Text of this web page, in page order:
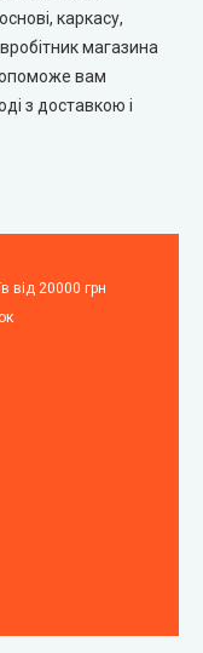
каркасу,
магазина
вам
з доставкою і
від 20000 грн